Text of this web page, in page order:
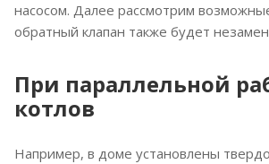
насосом. Далее рассмотрим
обратный клапан также будет
При параллельной
котлов
Например, в доме установлены